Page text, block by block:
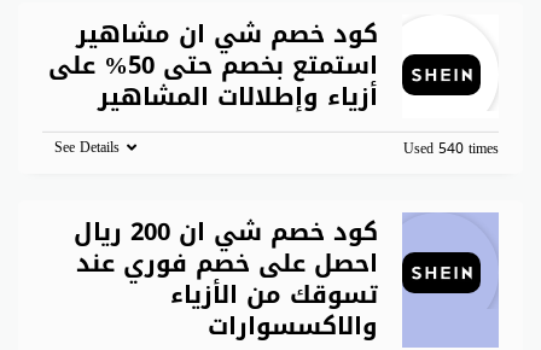
كود خصم شي ان مشاهير
استمتع بخصم حتى 50% على
أزياء وإطلالات المشاهير
Used 540 times
See Details
كود خصم شي ان 200 ريال
احصل على خصم فوري عند
تسوقك من الأزياء
والاكسسوارات